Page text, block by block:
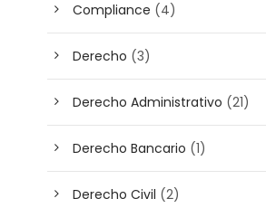
Compliance (4)
Derecho (3)
Derecho Administrativo (21)
Derecho Bancario (1)
Derecho Civil (2)